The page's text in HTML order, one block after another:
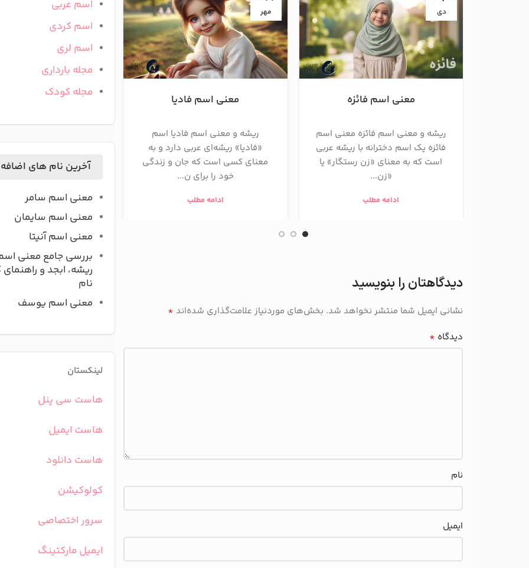
دی
معنی اسم فائزه
ریشه و معنی اسم فائزه معنی اسم
فائزه یک اسم دخترانه با ریشه عربی
است که به معنای «زن رستگار» یا
«زن...
ادامه مطلب
مهر
معنی اسم فادیا
ریشه و معنی اسم فادیا اسم
«فادیا» ریشه‌ای عربی دارد و به
معنای کسی است که جان و زندگی
خود را برای ن...
ادامه مطلب
معنی اسم
زیباروی سعادتمند و
ادامه مطلب
دیدگاهتان را بنویسید
نشانی ایمیل شما منتشر نخواهد شد. بخش‌های موردنیاز علامت‌گذاری شده‌اند *
دیدگاه *
نام
ایمیل
اسم عربی
اسم کردی
اسم لری
مجله بارداری
مجله کودک
آخرین نام های
معنی اسم سامر
معنی اسم سایمان
معنی اسم آنیتا
بررسی جامع معنی
ریشه، ابجد و
نام
معنی اسم یوسف
لینکستان
هاست سی پنل
هاست ایمیل
هاست دانلود
کولوکیشن
سرور اختصاصی
ایمیل مارکتینگ